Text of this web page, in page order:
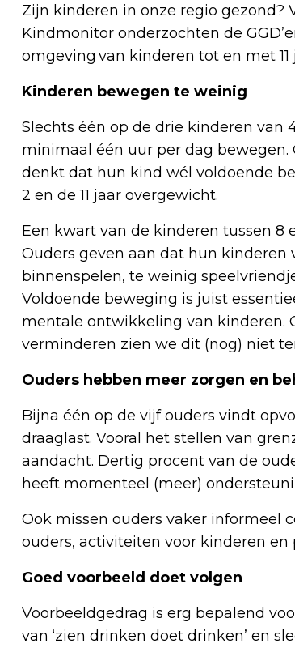
Zijn kinderen in onze regio gezond?
Kindmonitor onderzochten de
omgeving van kinderen tot en met
Kinderen bewegen te weinig
Slechts één op de drie kinderen van
minimaal één uur per dag
denkt dat hun kind wél voldoende
2 en de 11 jaar overgewicht.
Een kwart van de kinderen tussen 8
Ouders geven aan dat hun
binnenspelen, te weinig
Voldoende beweging is juist
mentale ontwikkeling van kinderen.
verminderen zien we dit (nog) niet
Ouders hebben meer zorgen en
Bijna één op de vijf ouders vindt
draaglast. Vooral het stellen van
aandacht. Dertig procent van de
heeft momenteel (meer)
Ook missen ouders vaker informeel
ouders, activiteiten voor kinderen
Goed voorbeeld doet volgen
Voorbeeldgedrag is erg bepalend
van ‘zien drinken doet drinken’ en